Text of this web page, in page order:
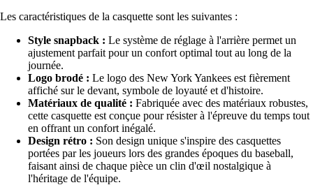
Les caractéristiques de la casquette sont les suivantes :
Style snapback : Le système de réglage à l'arrière permet un
ajustement parfait pour un confort optimal tout au long de la
journée.
Logo brodé : Le logo des New York Yankees est fièrement
affiché sur le devant, symbole de loyauté et d'histoire.
Matériaux de qualité : Fabriquée avec des matériaux robustes,
cette casquette est conçue pour résister à l'épreuve du temps tout
en offrant un confort inégalé.
Design rétro : Son design unique s'inspire des casquettes
portées par les joueurs lors des grandes époques du baseball,
faisant ainsi de chaque pièce un clin d'œil nostalgique à
l'héritage de l'équipe.